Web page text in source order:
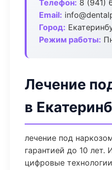
Телефон: 8 (941)
Email:
Город:
Режим работы:
Лечение
в
лечение под
гарантией до 10 лет.
цифровые